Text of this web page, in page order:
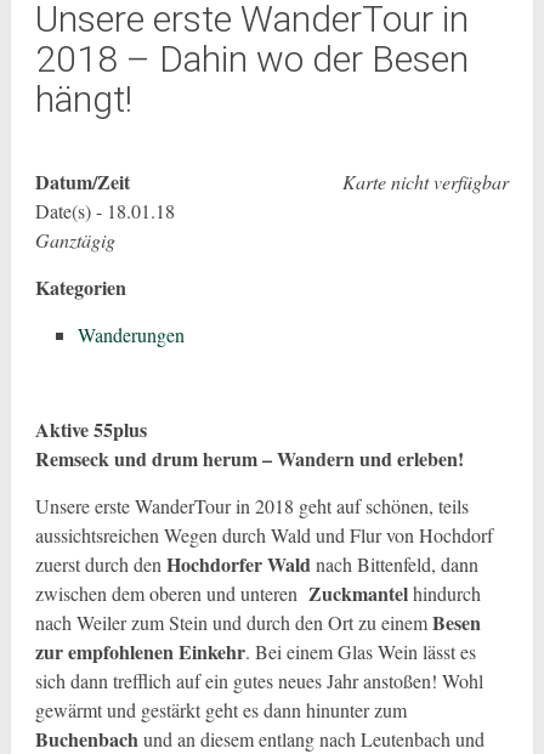
Unsere erste WanderTour in
2018 – Dahin wo der Besen
hängt!
Karte nicht verfügbar
Datum/Zeit
Date(s) - 18.01.18
Ganztägig
Kategorien
Wanderungen
Aktive 55plus
Remseck und drum herum – Wandern und erleben!
Unsere erste WanderTour in 2018 geht auf schönen, teils
aussichtsreichen Wegen durch Wald und Flur von Hochdorf
zuerst durch den Hochdorfer Waldnach Bittenfeld, dann
zwischen dem oberen und unteren Zuckmantelhindurch
nach Weiler zum Stein und durch den Ort zu einemBesen
zur empfohlenen Einkehr. Bei einem Glas Wein lässt es
sich dann trefflich auf ein gutes neues Jahr anstoßen! Wohl
gewärmt und gestärkt geht es dann hinunter zum
Buchenbachund an diesem entlang nach Leutenbach und